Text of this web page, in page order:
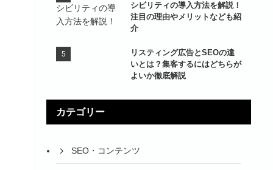
シビリティの導入方法を解説！
注目の理由やメリットなども紹
介
リスティング広告とSEOの違
いとは？集客するにはどちらが
よいか徹底解説
カテゴリー
SEO・コンテンツ